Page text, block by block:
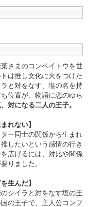
さまのコンペイトウを世
は推し文化に火をつけた
と対をなす、塩の名を持
位置が、物語に恋のゆら
対になる二人の王子。
れない】
ー同士の関係から生まれ
したいという感情の行き
広げるには、対比や関係
りました。
生んだ】
シイラと対をなす塩の王
の王子で、主人公コンフ